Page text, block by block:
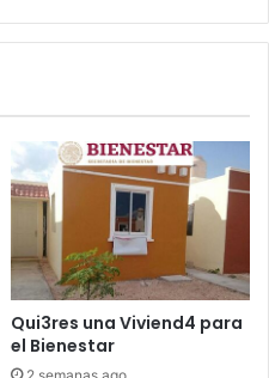
Qui3res una Viviend4 para
el Bienestar